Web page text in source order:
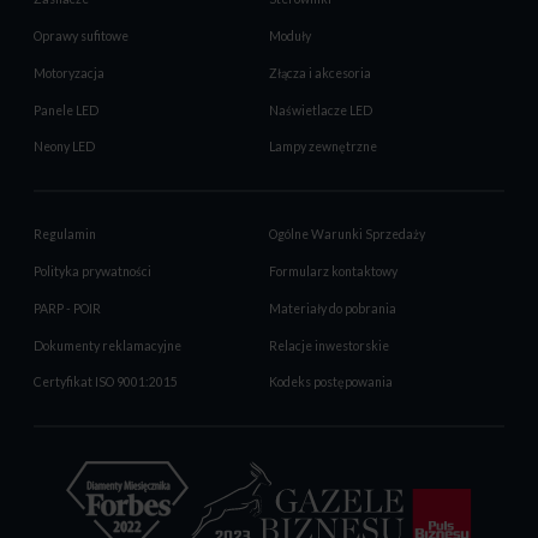
Oprawy sufitowe Moduły
Motoryzacja Złącza i akcesoria
Panele LED Naświetlacze LED
Neony LED Lampy zewnętrzne
Regulamin Ogólne Warunki Sprzedaży
Polityka prywatności Formularz kontaktowy
PARP - POIR Materiały do pobrania
Dokumenty reklamacyjne Relacje inwestorskie
Certyfikat ISO 9001:2015 Kodeks postępowania